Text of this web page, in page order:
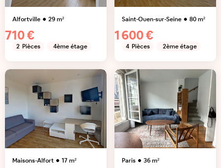
Alfortville 29m²
710 €
2 Pièces 4ème étage
Saint-Ouen-sur-Seine 80m²
1 600 €
4 Pièces 2ème étage
Maisons-Alfort 17m² Paris 36m²